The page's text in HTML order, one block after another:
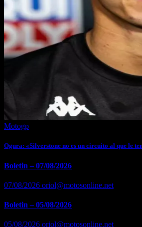
Motogp
Ogura: «Silverstone no es un circuito al que le
Boletin – 07/08/2026
07/08/2026 oriol@motosonline.net
Boletin – 05/08/2026
05/08/2026 oriol@motosonline.net